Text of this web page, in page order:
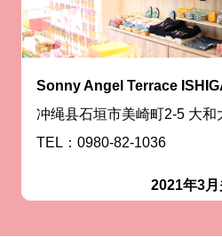
Sonny Angel Terrace
冲绳县石垣市美崎町2-5 大和
TEL：0980-82-1036
2021年3月